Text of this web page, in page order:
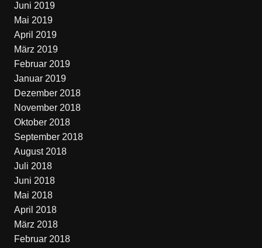
Juni 2019
Mai 2019
April 2019
März 2019
Februar 2019
Januar 2019
Dezember 2018
November 2018
Oktober 2018
September 2018
August 2018
Juli 2018
Juni 2018
Mai 2018
April 2018
März 2018
Februar 2018